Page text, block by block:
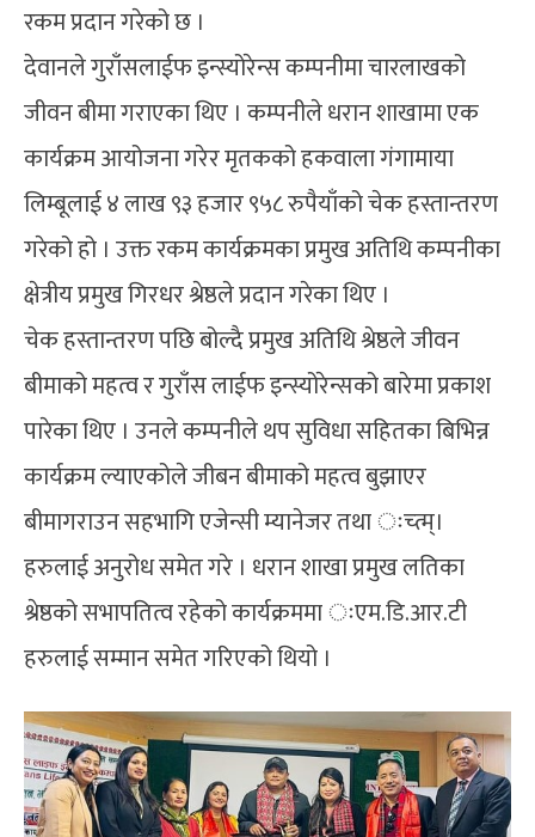
रकम प्रदान गरेको छ ।
देवानले गुराँसलाईफ इन्स्योरेन्स कम्पनीमा चारलाखको
जीवन बीमा गराएका थिए । कम्पनीले धरान शाखामा एक
कार्यक्रम आयोजना गरेर मृतकको हकवाला गंगामाया
लिम्बूलाई ४ लाख ९३ हजार ९५८ रुपैयाँको चेक हस्तान्तरण
गरेको हो । उक्त रकम कार्यक्रमका प्रमुख अतिथि कम्पनीका
क्षेत्रीय प्रमुख गिरधर श्रेष्ठले प्रदान गरेका थिए ।
चेक हस्तान्तरण पछि बोल्दै प्रमुख अतिथि श्रेष्ठले जीवन
बीमाको महत्व र गुराँस लाईफ इन्स्योरेन्सको बारेमा प्रकाश
पारेका थिए । उनले कम्पनीले थप सुविधा सहितका बिभिन्न
कार्यक्रम ल्याएकोले जीबन बीमाको महत्व बुझाएर
बीमागराउन सहभागि एजेन्सी म्यानेजर तथा ःच्त्म्।
हरुलाई अनुरोध समेत गरे । धरान शाखा प्रमुख लतिका
श्रेष्ठको सभापतित्व रहेको कार्यक्रममा ःएम.डि.आर.टी
हरुलाई सम्मान समेत गरिएको थियो ।